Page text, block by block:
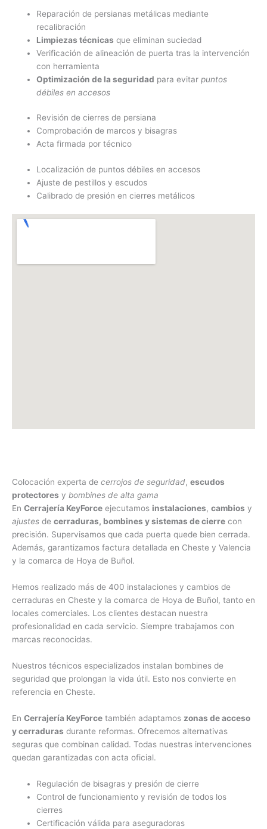
Reparación de persianas metálicas mediante
recalibración
Limpiezas técnicas que eliminan suciedad
Verificación de alineación de puerta tras la intervención
con herramienta
Optimización de la seguridad para evitarpuntos
débiles en accesos
Revisión de cierres de persiana
Comprobación de marcos y bisagras
Acta firmada por técnico
Localización de puntos débiles en accesos
Ajuste de pestillos y escudos
Calibrado de presión en cierres metálicos
Colocación experta de cerrojos de seguridad, escudos
protectores y bombines de alta gama
En Cerrajería KeyForce ejecutamos instalaciones, cambios y
ajustes de cerraduras, bombines y sistemas de cierre con
precisión. Supervisamos que cada puerta quede bien cerrada.
Además, garantizamos factura detallada en Cheste y Valencia
y la comarca de Hoya de Buñol.
Hemos realizado más de 400 instalaciones y cambios de
cerraduras en Cheste y la comarca de Hoya de Buñol, tanto en
locales comerciales. Los clientes destacan nuestra
profesionalidad en cada servicio. Siempre trabajamos con
marcas reconocidas.
Nuestros técnicos especializados instalan bombines de
seguridad que prolongan la vida útil. Esto nos convierte en
referencia en Cheste.
En Cerrajería KeyForce también adaptamos zonas de acceso
y cerraduras durante reformas. Ofrecemos alternativas
seguras que combinan calidad. Todas nuestras intervenciones
quedan garantizadas con acta oficial.
Regulación de bisagras y presión de cierre
Control de funcionamiento y revisión de todos los
cierres
Certificación válida para aseguradoras